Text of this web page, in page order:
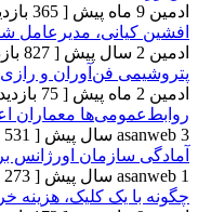
[ 365 بازدید ]
مدیرعامل شرکت
[ 827 بازدید ]
فن‌آوران و رازی در
[ 75 بازدید ]
معماران اعتماد در
[ 531 بازدید ]
اورژانس برای خدمت
[ 273 بازدید ]
کلیک، هزینه خریدهایتان